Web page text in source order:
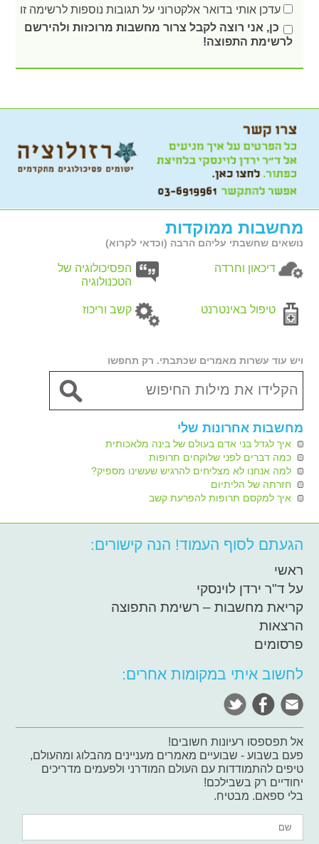
עדכן אותי בדואר אלקטרוני על תגובות נוספות לרשימה זו
כן, אני רוצה לקבל צרור מחשבות מרוכזות ולהירשם
לרשימת התפוצה!
מחשבות ממוקדות
נושאים שחשבתי עליהם הרבה (וכדאי לקרוא)
דיכאון וחרדה
הפסיכולוגיה של
הטכנולוגיה
טיפול באינטרנט קשב וריכוז
ויש עוד עשרות מאמרים שכתבתי. רק תחפשו
מחשבות אחרונות שלי
איך לגדל בני אדם בעולם של בינה מלאכותית
כמה דברים לפני שלוקחים תרופות
למה אנחנו לא מצליחים להרגיש שעשינו מספיק?
חזרתה של הליתיום
איך למקסם תרופות להפרעת קשב
הגעתם לסוף העמוד! הנה קישורים:
ראשי
על ד"ר ירדן לוינסקי
קריאת מחשבות – רשימת התפוצה
הרצאות
פרסומים
לחשוב איתי במקומות אחרים:
אל תפספסו רעיונות חשובים!
פעם בשבוע - שבועיים מאמרים מעניינים מהבלוג ומהעולם,
טיפים להתמודדות עם העולם המודרני ולפעמים מדריכים
יחודיים רק בשבילכם!
בלי ספאם. מבטיח.